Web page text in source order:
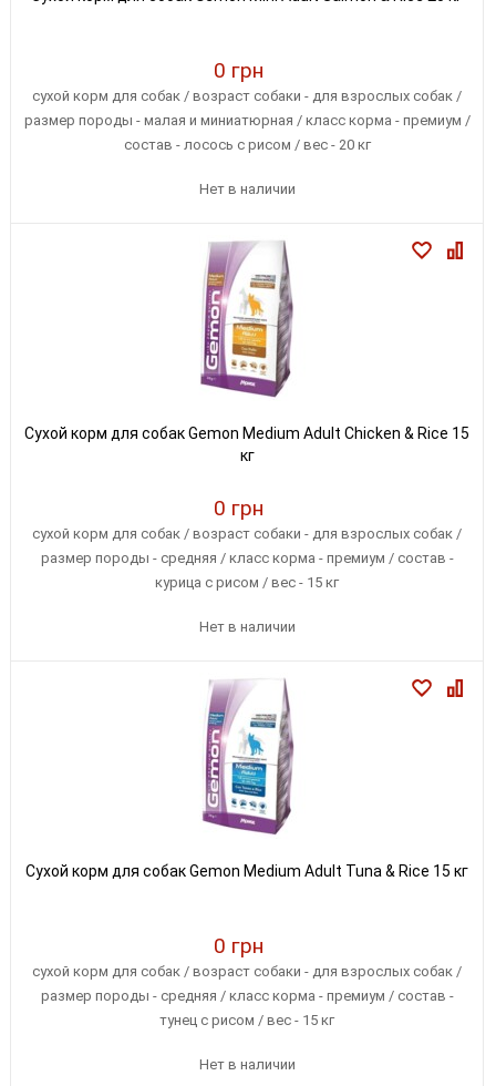
0 грн
сухой корм для собак / возраст собаки - для взрослых собак /
размер породы - малая и миниатюрная / класс корма - премиум /
состав - лосось с рисом / вес - 20 кг
Нет в наличии
Сухой корм для собак Gemon Medium Adult Chicken & Rice 15
кг
0 грн
сухой корм для собак / возраст собаки - для взрослых собак /
размер породы - средняя / класс корма - премиум / состав -
курица с рисом / вес - 15 кг
Нет в наличии
Сухой корм для собак Gemon Medium Adult Tuna & Rice 15 кг
0 грн
сухой корм для собак / возраст собаки - для взрослых собак /
размер породы - средняя / класс корма - премиум / состав -
тунец с рисом / вес - 15 кг
Нет в наличии